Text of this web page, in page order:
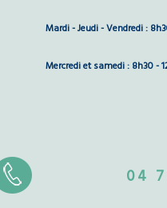
Mardi - Jeudi - Vendredi :
Mercredi et samedi : 8h30 -
04